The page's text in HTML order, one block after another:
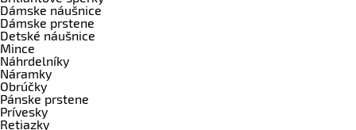
Dámske náušnice
Dámske prstene
Detské náušnice
Mince
Náhrdelníky
Náramky
Obrúčky
Pánske prstene
Prívesky
Retiazky